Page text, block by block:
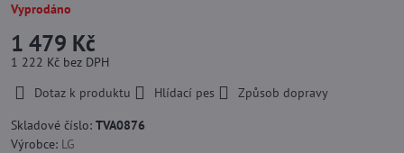
Vyprodáno
1 479 Kč
1 222 Kč bez DPH
Dotaz k produktu
Hlídací pes
Způsob dopravy
Skladové číslo: TVA0876
Výrobce: LG